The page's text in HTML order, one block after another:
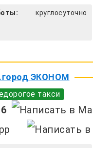
круглосуточно
ЭКОНОМ
такси